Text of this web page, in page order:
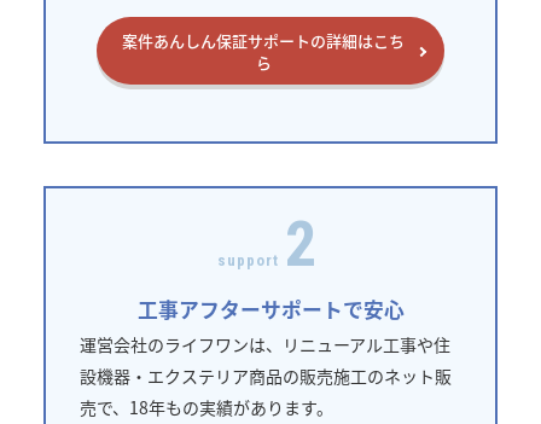
案件あんしん保証サポートの詳細はこち
ら
support 2
工事アフターサポートで安心
運営会社のライフワンは、リニューアル工事や住
設機器・エクステリア商品の販売施工のネット販
売で、18年もの実績があります。